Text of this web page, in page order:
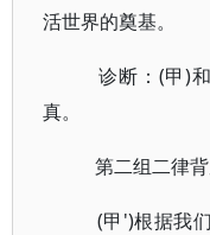
活世界的奠基。
诊断：(甲)
真。
第二组二律背
(甲')根据我